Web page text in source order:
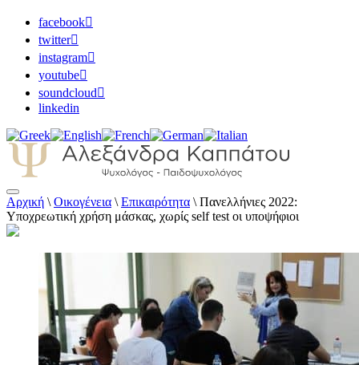
facebook
twitter
instagram
youtube
soundcloud
linkedin
Αλεξάνδρα Καππάτου Ψυχολόγος –
Παιδοψυχολόγος
Αρχική \ Οικογένεια \ Επικαιρότητα \ Πανελλήνιες 2022:
Υποχρεωτική χρήση μάσκας, χωρίς self test οι υποψήφιοι